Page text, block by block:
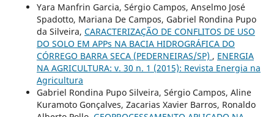
Yara Manfrin Garcia, Sérgio Campos, Anselmo José
Spadotto, Mariana De Campos, Gabriel Rondina Pupo
da Silveira, CARACTERIZAÇÃO DE CONFLITOS DE USO
DO SOLO EM APPs NA BACIA HIDROGRÁFICA DO
CÓRREGO BARRA SECA (PEDERNEIRAS/SP) , ENERGIA
NA AGRICULTURA: v. 30 n. 1 (2015): Revista Energia na
Agricultura
Gabriel Rondina Pupo Silveira, Sérgio Campos, Aline
Kuramoto Gonçalves, Zacarias Xavier Barros, Ronaldo